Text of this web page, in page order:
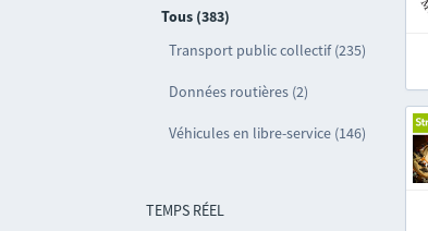
Tous (383)
Transport public collectif (235)
Données routières (2)
Véhicules en libre-service (146)
TEMPS RÉEL